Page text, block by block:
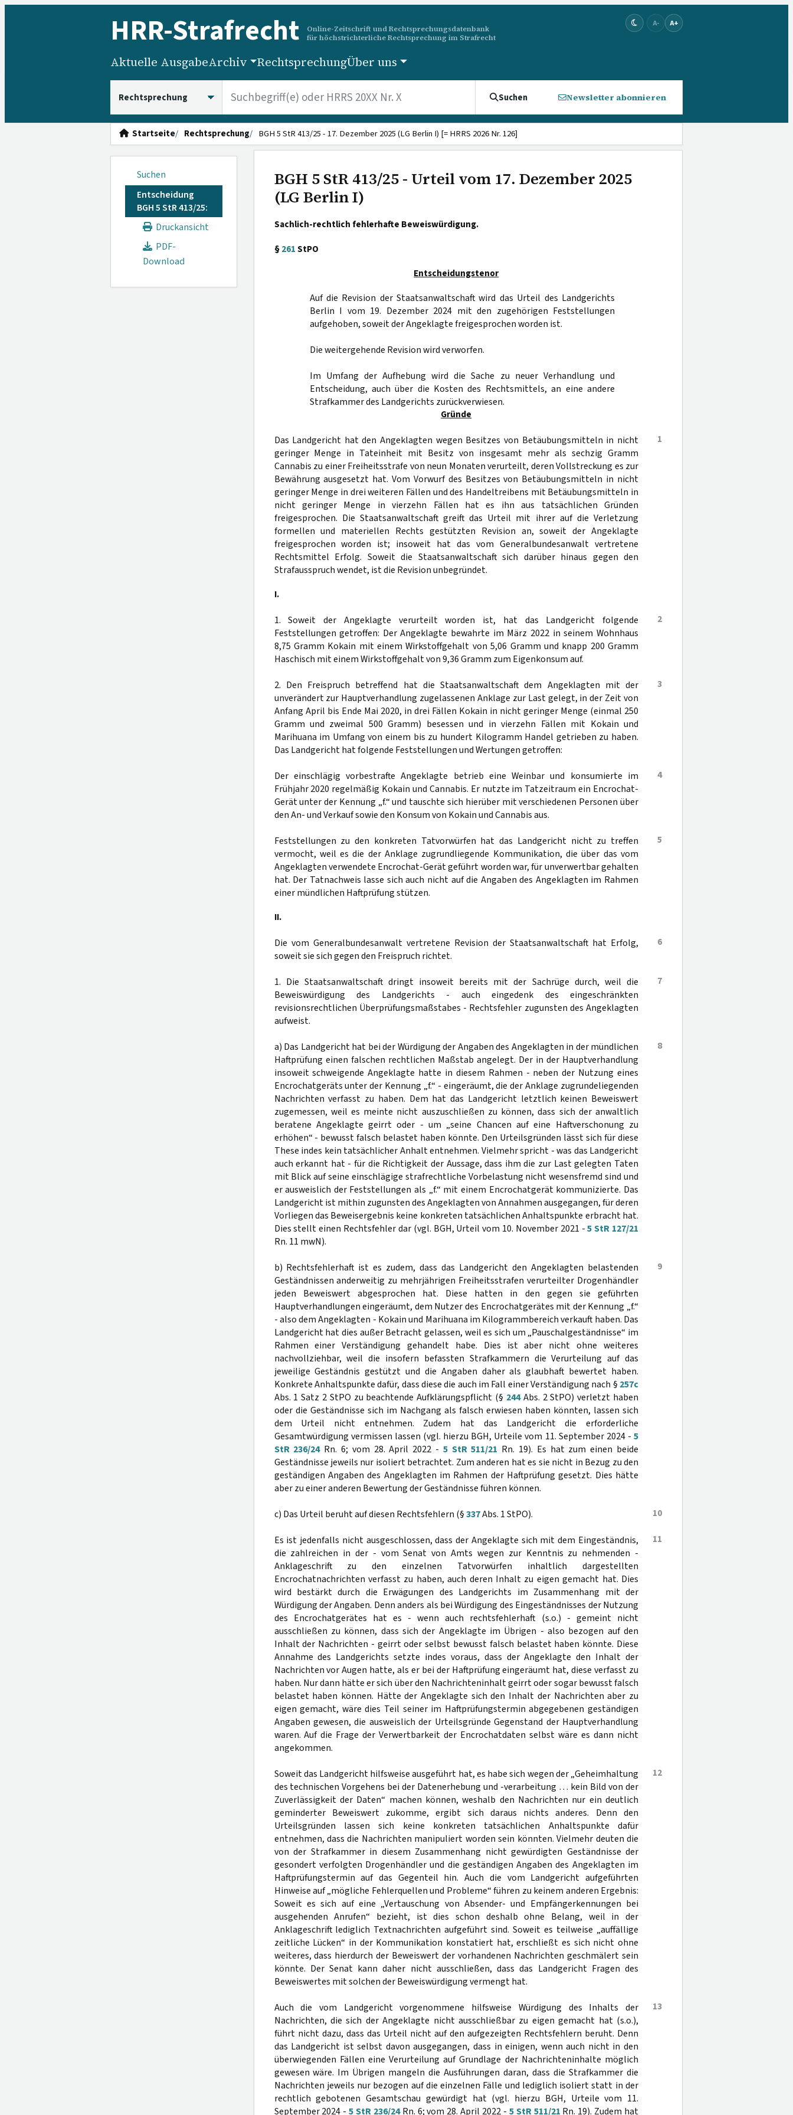
HRR-Strafrecht
Online-Zeitschrift und Rechtsprechungsdatenbank
für höchstrichterliche Rechtsprechung im Strafrecht
A- A+
Aktuelle AusgabeArchiv RechtsprechungÜber uns
Suchen Newsletter abonnieren
Startseite Rechtsprechung BGH 5 StR 413/25 - 17. Dezember 2025 (LG Berlin I) [= HRRS 2026 Nr. 126]
Suchen
Entscheidung
BGH 5 StR 413/25:
Druckansicht
PDF-
Download
BGH 5 StR 413/25 - Urteil vom 17. Dezember 2025
(LG Berlin I)
Sachlich-rechtlich fehlerhafte Beweiswürdigung.
§261StPO
Entscheidungstenor
Auf die Revision der Staatsanwaltschaft wird das Urteil des Landgerichts
Berlin I vom 19. Dezember 2024 mit den zugehörigen Feststellungen
aufgehoben, soweit der Angeklagte freigesprochen worden ist.
Die weitergehende Revision wird verworfen.
Im Umfang der Aufhebung wird die Sache zu neuer Verhandlung und
Entscheidung, auch über die Kosten des Rechtsmittels, an eine andere
Strafkammer des Landgerichts zurückverwiesen.
Gründe
1
Das Landgericht hat den Angeklagten wegen Besitzes von Betäubungsmitteln in nicht
geringer Menge in Tateinheit mit Besitz von insgesamt mehr als sechzig Gramm
Cannabis zu einer Freiheitsstrafe von neun Monaten verurteilt, deren Vollstreckung es zur
Bewährung ausgesetzt hat. Vom Vorwurf des Besitzes von Betäubungsmitteln in nicht
geringer Menge in drei weiteren Fällen und des Handeltreibens mit Betäubungsmitteln in
nicht geringer Menge in vierzehn Fällen hat es ihn aus tatsächlichen Gründen
freigesprochen. Die Staatsanwaltschaft greift das Urteil mit ihrer auf die Verletzung
formellen und materiellen Rechts gestützten Revision an, soweit der Angeklagte
freigesprochen worden ist; insoweit hat das vom Generalbundesanwalt vertretene
Rechtsmittel Erfolg. Soweit die Staatsanwaltschaft sich darüber hinaus gegen den
Strafausspruch wendet, ist die Revision unbegründet.
I.
2
1. Soweit der Angeklagte verurteilt worden ist, hat das Landgericht folgende
Feststellungen getroffen: Der Angeklagte bewahrte im März 2022 in seinem Wohnhaus
8,75 Gramm Kokain mit einem Wirkstoffgehalt von 5,06 Gramm und knapp 200 Gramm
Haschisch mit einem Wirkstoffgehalt von 9,36 Gramm zum Eigenkonsum auf.
3
2. Den Freispruch betreffend hat die Staatsanwaltschaft dem Angeklagten mit der
unverändert zur Hauptverhandlung zugelassenen Anklage zur Last gelegt, in der Zeit von
Anfang April bis Ende Mai 2020, in drei Fällen Kokain in nicht geringer Menge (einmal 250
Gramm und zweimal 500 Gramm) besessen und in vierzehn Fällen mit Kokain und
Marihuana im Umfang von einem bis zu hundert Kilogramm Handel getrieben zu haben.
Das Landgericht hat folgende Feststellungen und Wertungen getroffen:
4
Der einschlägig vorbestrafte Angeklagte betrieb eine Weinbar und konsumierte im
Frühjahr 2020 regelmäßig Kokain und Cannabis. Er nutzte im Tatzeitraum ein Encrochat-
Gerät unter der Kennung „f.“ und tauschte sich hierüber mit verschiedenen Personen über
den An- und Verkauf sowie den Konsum von Kokain und Cannabis aus.
5
Feststellungen zu den konkreten Tatvorwürfen hat das Landgericht nicht zu treffen
vermocht, weil es die der Anklage zugrundliegende Kommunikation, die über das vom
Angeklagten verwendete Encrochat-Gerät geführt worden war, für unverwertbar gehalten
hat. Der Tatnachweis lasse sich auch nicht auf die Angaben des Angeklagten im Rahmen
einer mündlichen Haftprüfung stützen.
II.
6
Die vom Generalbundesanwalt vertretene Revision der Staatsanwaltschaft hat Erfolg,
soweit sie sich gegen den Freispruch richtet.
7
1. Die Staatsanwaltschaft dringt insoweit bereits mit der Sachrüge durch, weil die
Beweiswürdigung des Landgerichts - auch eingedenk des eingeschränkten
revisionsrechtlichen Überprüfungsmaßstabes - Rechtsfehler zugunsten des Angeklagten
aufweist.
8
a) Das Landgericht hat bei der Würdigung der Angaben des Angeklagten in der mündlichen
Haftprüfung einen falschen rechtlichen Maßstab angelegt. Der in der Hauptverhandlung
insoweit schweigende Angeklagte hatte in diesem Rahmen - neben der Nutzung eines
Encrochatgeräts unter der Kennung „f.“ - eingeräumt, die der Anklage zugrundeliegenden
Nachrichten verfasst zu haben. Dem hat das Landgericht letztlich keinen Beweiswert
zugemessen, weil es meinte nicht auszuschließen zu können, dass sich der anwaltlich
beratene Angeklagte geirrt oder - um „seine Chancen auf eine Haftverschonung zu
erhöhen“ - bewusst falsch belastet haben könnte. Den Urteilsgründen lässt sich für diese
These indes kein tatsächlicher Anhalt entnehmen. Vielmehr spricht - was das Landgericht
auch erkannt hat - für die Richtigkeit der Aussage, dass ihm die zur Last gelegten Taten
mit Blick auf seine einschlägige strafrechtliche Vorbelastung nicht wesensfremd sind und
er ausweislich der Feststellungen als „f.“ mit einem Encrochatgerät kommunizierte. Das
Landgericht ist mithin zugunsten des Angeklagten von Annahmen ausgegangen, für deren
Vorliegen das Beweisergebnis keine konkreten tatsächlichen Anhaltspunkte erbracht hat.
Dies stellt einen Rechtsfehler dar (vgl. BGH, Urteil vom 10. November 2021 -5 StR 127/21
Rn. 11 mwN).
9
b) Rechtsfehlerhaft ist es zudem, dass das Landgericht den Angeklagten belastenden
Geständnissen anderweitig zu mehrjährigen Freiheitsstrafen verurteilter Drogenhändler
jeden Beweiswert abgesprochen hat. Diese hatten in den gegen sie geführten
Hauptverhandlungen eingeräumt, dem Nutzer des Encrochatgerätes mit der Kennung „f.“
- also dem Angeklagten - Kokain und Marihuana im Kilogrammbereich verkauft haben. Das
Landgericht hat dies außer Betracht gelassen, weil es sich um „Pauschalgeständnisse“ im
Rahmen einer Verständigung gehandelt habe. Dies ist aber nicht ohne weiteres
nachvollziehbar, weil die insofern befassten Strafkammern die Verurteilung auf das
jeweilige Geständnis gestützt und die Angaben daher als glaubhaft bewertet haben.
Konkrete Anhaltspunkte dafür, dass diese die auch im Fall einer Verständigung nach § 257c
Abs. 1 Satz 2 StPO zu beachtende Aufklärungspflicht (§ 244Abs. 2 StPO) verletzt haben
oder die Geständnisse sich im Nachgang als falsch erwiesen haben könnten, lassen sich
dem Urteil nicht entnehmen. Zudem hat das Landgericht die erforderliche
Gesamtwürdigung vermissen lassen (vgl. hierzu BGH, Urteile vom 11. September 2024 - 5
StR 236/24Rn. 6; vom 28. April 2022 - 5 StR 511/21 Rn. 19). Es hat zum einen beide
Geständnisse jeweils nur isoliert betrachtet. Zum anderen hat es sie nicht in Bezug zu den
geständigen Angaben des Angeklagten im Rahmen der Haftprüfung gesetzt. Dies hätte
aber zu einer anderen Bewertung der Geständnisse führen können.
10
c) Das Urteil beruht auf diesen Rechtsfehlern (§337Abs. 1 StPO).
11
Es ist jedenfalls nicht ausgeschlossen, dass der Angeklagte sich mit dem Eingeständnis,
die zahlreichen in der - vom Senat von Amts wegen zur Kenntnis zu nehmenden -
Anklageschrift zu den einzelnen Tatvorwürfen inhaltlich dargestellten
Encrochatnachrichten verfasst zu haben, auch deren Inhalt zu eigen gemacht hat. Dies
wird bestärkt durch die Erwägungen des Landgerichts im Zusammenhang mit der
Würdigung der Angaben. Denn anders als bei Würdigung des Eingeständnisses der Nutzung
des Encrochatgerätes hat es - wenn auch rechtsfehlerhaft (s.o.) - gemeint nicht
ausschließen zu können, dass sich der Angeklagte im Übrigen - also bezogen auf den
Inhalt der Nachrichten - geirrt oder selbst bewusst falsch belastet haben könnte. Diese
Annahme des Landgerichts setzte indes voraus, dass der Angeklagte den Inhalt der
Nachrichten vor Augen hatte, als er bei der Haftprüfung eingeräumt hat, diese verfasst zu
haben. Nur dann hätte er sich über den Nachrichteninhalt geirrt oder sogar bewusst falsch
belastet haben können. Hätte der Angeklagte sich den Inhalt der Nachrichten aber zu
eigen gemacht, wäre dies Teil seiner im Haftprüfungstermin abgegebenen geständigen
Angaben gewesen, die ausweislich der Urteilsgründe Gegenstand der Hauptverhandlung
waren. Auf die Frage der Verwertbarkeit der Encrochatdaten selbst wäre es dann nicht
angekommen.
12
Soweit das Landgericht hilfsweise ausgeführt hat, es habe sich wegen der „Geheimhaltung
des technischen Vorgehens bei der Datenerhebung und -verarbeitung … kein Bild von der
Zuverlässigkeit der Daten“ machen können, weshalb den Nachrichten nur ein deutlich
geminderter Beweiswert zukomme, ergibt sich daraus nichts anderes. Denn den
Urteilsgründen lassen sich keine konkreten tatsächlichen Anhaltspunkte dafür
entnehmen, dass die Nachrichten manipuliert worden sein könnten. Vielmehr deuten die
von der Strafkammer in diesem Zusammenhang nicht gewürdigten Geständnisse der
gesondert verfolgten Drogenhändler und die geständigen Angaben des Angeklagten im
Haftprüfungstermin auf das Gegenteil hin. Auch die vom Landgericht aufgeführten
Hinweise auf „mögliche Fehlerquellen und Probleme“ führen zu keinem anderen Ergebnis:
Soweit es sich auf eine „Vertauschung von Absender- und Empfängerkennungen bei
ausgehenden Anrufen“ bezieht, ist dies schon deshalb ohne Belang, weil in der
Anklageschrift lediglich Textnachrichten aufgeführt sind. Soweit es teilweise „auffällige
zeitliche Lücken“ in der Kommunikation konstatiert hat, erschließt es sich nicht ohne
weiteres, dass hierdurch der Beweiswert der vorhandenen Nachrichten geschmälert sein
könnte. Der Senat kann daher nicht ausschließen, dass das Landgericht Fragen des
Beweiswertes mit solchen der Beweiswürdigung vermengt hat.
13
Auch die vom Landgericht vorgenommene hilfsweise Würdigung des Inhalts der
Nachrichten, die sich der Angeklagte nicht ausschließbar zu eigen gemacht hat (s.o.),
führt nicht dazu, dass das Urteil nicht auf den aufgezeigten Rechtsfehlern beruht. Denn
das Landgericht ist selbst davon ausgegangen, dass in einigen, wenn auch nicht in den
überwiegenden Fällen eine Verurteilung auf Grundlage der Nachrichteninhalte möglich
gewesen wäre. Im Übrigen mangeln die Ausführungen daran, dass die Strafkammer die
Nachrichten jeweils nur bezogen auf die einzelnen Fälle und lediglich isoliert statt in der
rechtlich gebotenen Gesamtschau gewürdigt hat (vgl. hierzu BGH, Urteile vom 11.
September 2024 -5 StR 236/24Rn. 6; vom 28. April 2022 - 5 StR 511/21 Rn. 19). Zudem hat